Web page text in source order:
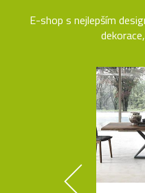
E-shop s nejlepším